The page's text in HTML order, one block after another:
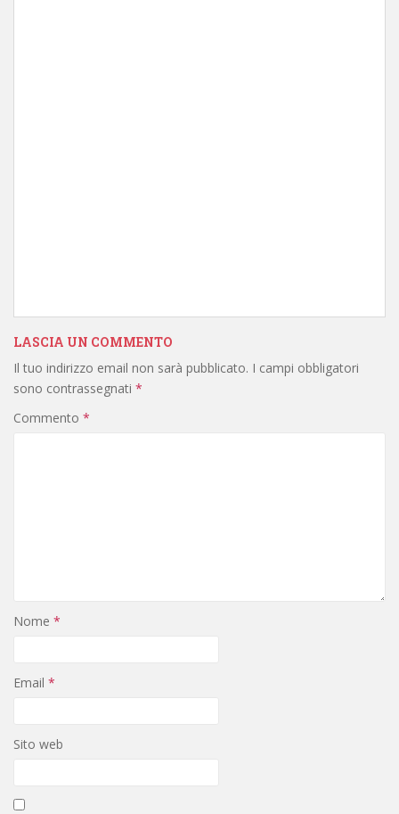
LASCIA UN COMMENTO
Il tuo indirizzo email non sarà pubblicato. I campi obbligatori
sono contrassegnati *
Commento *
Nome *
Email *
Sito web